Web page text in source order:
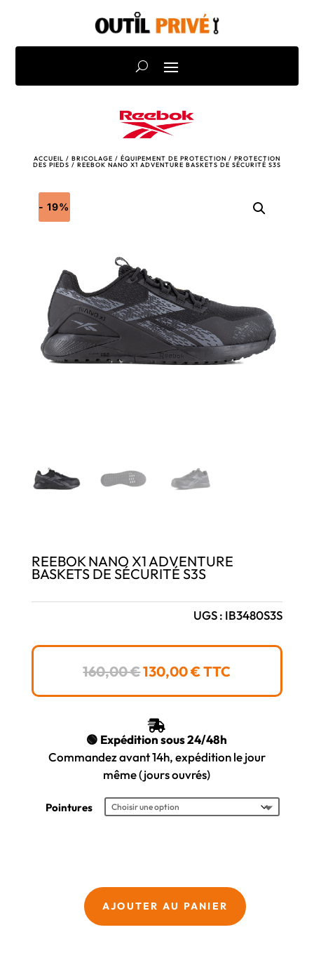
ACCUEIL / BRICOLAGE / ÉQUIPEMENT DE PROTECTION / PROTECTION
DES PIEDS / REEBOK NANO X1 ADVENTURE BASKETS DE SÉCURITÉ S3S
- 19%
REEBOK NANO X1 ADVENTURE
BASKETS DE SÉCURITÉ S3S
UGS : IB3480S3S
160,00€LE
ÉTAIT :
160,00 €.
130,00€LE
130,00 €.
TTC

🟢 Expédition sous 24/48h
Commandez avant 14h, expédition le jour
même (jours ouvrés)
Pointures
AJOUTER AU PANIER